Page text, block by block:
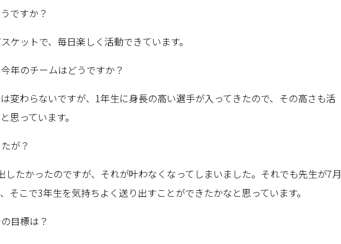
ですか？
ケットで、毎日楽しく活動できています。
年のチームはどうですか？
変わらないですが、1年生に身長の高い選手が入ってきたので、その高さも活
思っています。
が？
したかったのですが、それが叶わなくなってしまいました。それでも先生が7月
そこで3年生を気持ちよく送り出すことができたかなと思っています。
目標は？